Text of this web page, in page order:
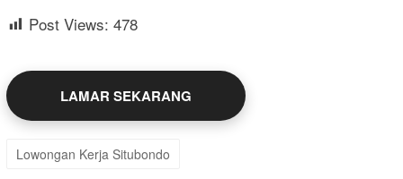
Post Views: 478
LAMAR SEKARANG
Lowongan Kerja Situbondo